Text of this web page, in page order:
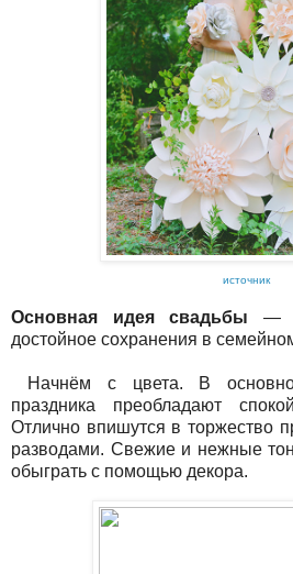
источник
Основная идея свадьбы —
достойное сохранения в
Начнём с цвета. В
праздника преобладают
Отлично впишутся в торжество
разводами. Свежие и нежные
обыграть с помощью декора.